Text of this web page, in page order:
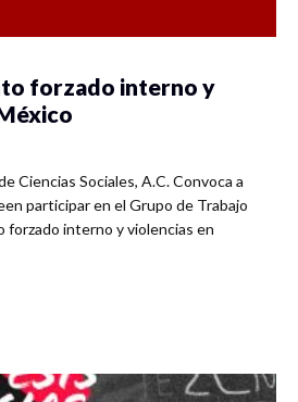
forzado interno y
Ciencias Sociales, A.C. Convoca a
participar en el Grupo de Trabajo
forzado interno y violencias en